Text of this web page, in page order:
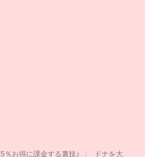
5％お得に課金する裏技♪ ドナを大